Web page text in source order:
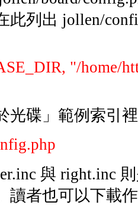
此列出 jollen/
"/home/
光碟」範例索引
與 right.inc
讀者也可以下載